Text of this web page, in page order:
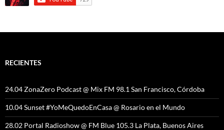
RECIENTES
24.04 ZonaZero Podcast @ Mix FM 98.1 San Francisco, Córdoba
10.04 Sunset #YoMeQuedoEnCasa @ Rosario en el Mundo
28.02 Portal Radioshow @ FM Blue 105.3 La Plata, Buenos Aires